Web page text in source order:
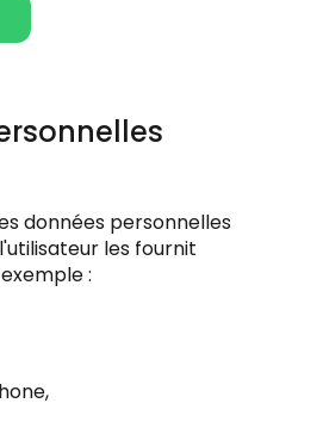
données personnelles
les fournit
: